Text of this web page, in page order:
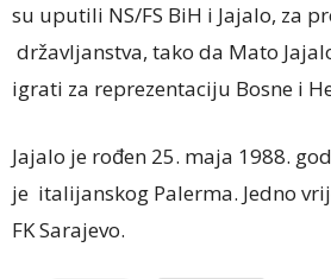
su uputili NS/FS BiH i Jajalo, za
državljanstva, tako da Mato
igrati za reprezentaciju Bosne i
Jajalo je rođen 25. maja 1988.
je italijanskog Palerma. Jedno
FK Sarajevo.